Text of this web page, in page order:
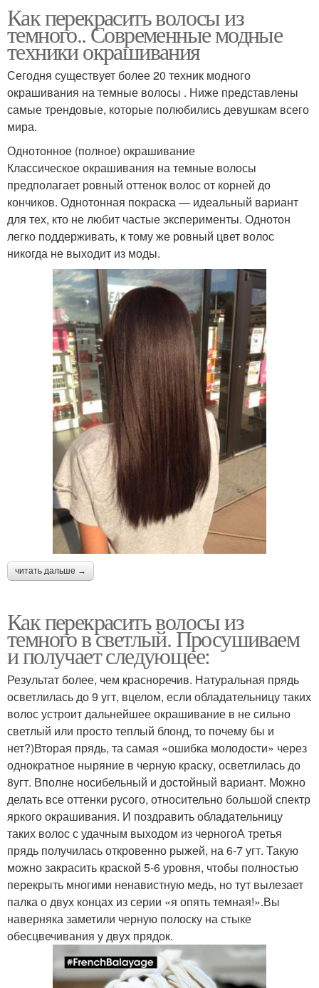
Как перекрасить волосы из
темного.. Современные модные
техники окрашивания
Сегодня существует более 20 техник модного
окрашивания на темные волосы . Ниже представлены
самые трендовые, которые полюбились девушкам всего
мира.
Однотонное (полное) окрашивание
Классическое окрашивания на темные волосы
предполагает ровный оттенок волос от корней до
кончиков. Однотонная покраска — идеальный вариант
для тех, кто не любит частые эксперименты. Однотон
легко поддерживать, к тому же ровный цвет волос
никогда не выходит из моды.
читать дальше →
Как перекрасить волосы из
темного в светлый. Просушиваем
и получает следующее:
Результат более, чем красноречив. Натуральная прядь
осветлилась до 9 угт, вцелом, если обладательницу таких
волос устроит дальнейшее окрашивание в не сильно
светлый или просто теплый блонд, то почему бы и
нет?)Вторая прядь, та самая «ошибка молодости» через
однократное ныряние в черную краску, осветлилась до
8угт. Вполне носибельный и достойный вариант. Можно
делать все оттенки русого, относительно большой спектр
яркого окрашивания. И поздравить обладательницу
таких волос с удачным выходом из черногоА третья
прядь получилась откровенно рыжей, на 6-7 угт. Такую
можно закрасить краской 5-6 уровня, чтобы полностью
перекрыть многими ненавистную медь, но тут вылезает
палка о двух концах из серии «я опять темная!».Вы
наверняка заметили черную полоску на стыке
обесцвечивания у двух прядок.